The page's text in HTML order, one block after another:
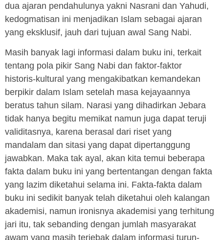
dua ajaran pendahulunya yakni Nasrani dan Yahudi,
kedogmatisan ini menjadikan Islam sebagai ajaran
yang eksklusif, jauh dari tujuan awal Sang Nabi.
Masih banyak lagi informasi dalam buku ini, terkait
tentang pola pikir Sang Nabi dan faktor-faktor
historis-kultural yang mengakibatkan kemandekan
berpikir dalam Islam setelah masa kejayaannya
beratus tahun silam. Narasi yang dihadirkan Jebara
tidak hanya begitu memikat namun juga dapat teruji
validitasnya, karena berasal dari riset yang
mandalam dan sitasi yang dapat dipertanggung
jawabkan. Maka tak ayal, akan kita temui beberapa
fakta dalam buku ini yang bertentangan dengan fakta
yang lazim diketahui selama ini. Fakta-fakta dalam
buku ini sedikit banyak telah diketahui oleh kalangan
akademisi, namun ironisnya akademisi yang terhitung
jari itu, tak sebanding dengan jumlah masyarakat
awam yang masih terjebak dalam informasi turun-